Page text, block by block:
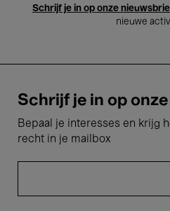
Schrijf je in op onze
nieuwe
Schrijf je in op
Bepaal je interesses en krijg
recht in je mailbox